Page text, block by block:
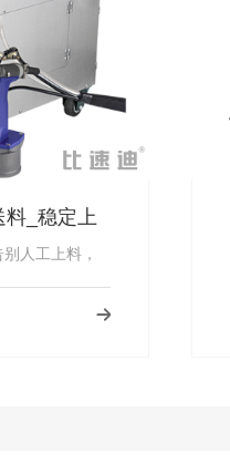
料_稳定上
人工上料，